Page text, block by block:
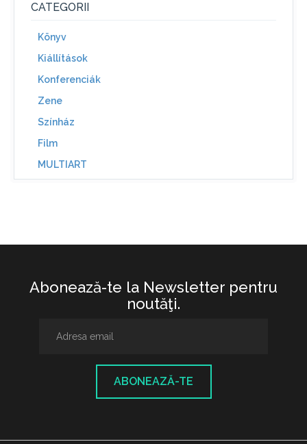
CATEGORII
Könyv
Kiállítások
Konferenciák
Zene
Színház
Film
MULTIART
Abonează-te la Newsletter pentru
noutăţi.
ABONEAZĂ-TE